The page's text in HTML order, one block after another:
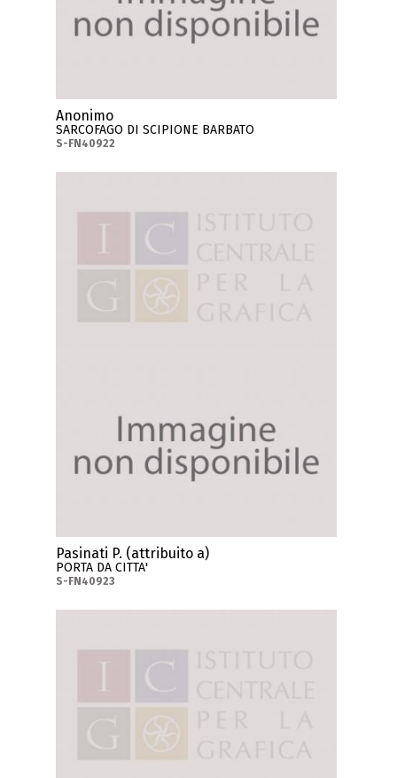
Anonimo
SARCOFAGO DI SCIPIONE BARBATO
S-FN40922
Pasinati P. (attribuito a)
PORTA DA CITTA'
S-FN40923